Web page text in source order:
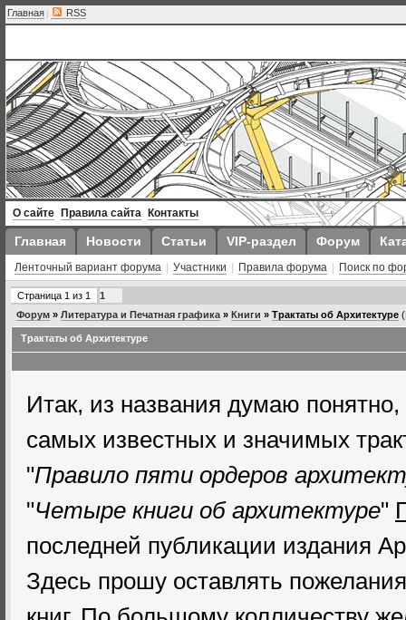
Главная | RSS
О сайте Правила сайта Контакты
Главная Новости Статьи VIP-раздел Форум
Ленточный вариант форума Участники Правила форума Поиск по
Страница 1 из 1
1
Форум » Литература и Печатная графика » Книги » Трактаты об Архитектуре
Трактаты об Архитектуре
Итак, из названия думаю понятно,
самых известных и значимых
"Правило пяти ордеров
"Четыре книги об архитектуре"
последней публикации издания
Здесь прошу оставлять